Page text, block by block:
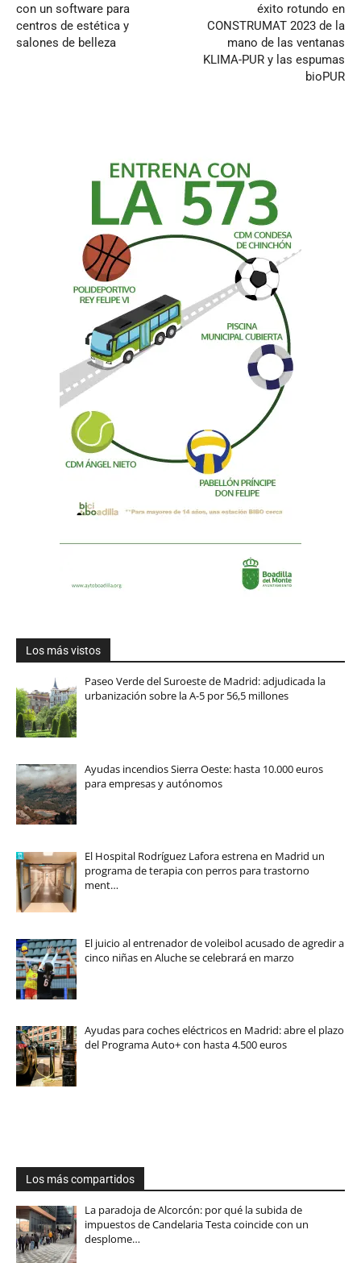
con un software para
centros de estética y
salones de belleza
éxito rotundo en
CONSTRUMAT 2023 de la
mano de las ventanas
KLIMA-PUR y las espumas
bioPUR
Los más vistos
Paseo Verde del Suroeste de Madrid: adjudicada la
urbanización sobre la A-5 por 56,5 millones
Ayudas incendios Sierra Oeste: hasta 10.000 euros
para empresas y autónomos
El Hospital Rodríguez Lafora estrena en Madrid un
programa de terapia con perros para trastorno
ment…
El juicio al entrenador de voleibol acusado de agredir a
cinco niñas en Aluche se celebrará en marzo
Ayudas para coches eléctricos en Madrid: abre el plazo
del Programa Auto+ con hasta 4.500 euros
Los más compartidos
La paradoja de Alcorcón: por qué la subida de
impuestos de Candelaria Testa coincide con un
desplome…